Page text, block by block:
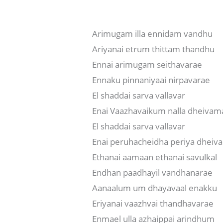
Arimugam illa ennidam vandhu
Ariyanai etrum thittam thandhu
Ennai arimugam seithavarae
Ennaku pinnaniyaai nirpavarae
El shaddai sarva vallavar
Enai Vaazhavaikum nalla
El shaddai sarva vallavar
Enai peruhacheidha periya
Ethanai aamaan ethanai savulkal
Endhan paadhayil vandhanarae
Aanaalum um dhayavaal enakku
Eriyanai vaazhvai thandhavarae
Enmael ulla azhaippai arindhum